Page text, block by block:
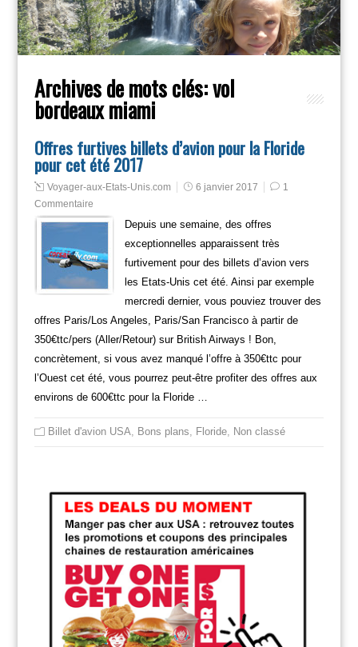
Archives de mots clés:vol
bordeaux miami
Offres furtives billets d’avion pour la Floride
pour cet été 2017
Voyager-aux-Etats-Unis.com 6 janvier 2017
1
Commentaire
Depuis une semaine, des offres
exceptionnelles apparaissent très
furtivement pour des billets d’avion vers
les Etats-Unis cet été. Ainsi par exemple
mercredi dernier, vous pouviez trouver des
offres Paris/Los Angeles, Paris/San Francisco à partir de
350€ttc/pers (Aller/Retour) sur British Airways ! Bon,
concrètement, si vous avez manqué l’offre à 350€ttc pour
l’Ouest cet été, vous pourrez peut-être profiter des offres aux
environs de 600€ttc pour la Floride …
Billet d'avion USA Bons plans Floride, Non classé